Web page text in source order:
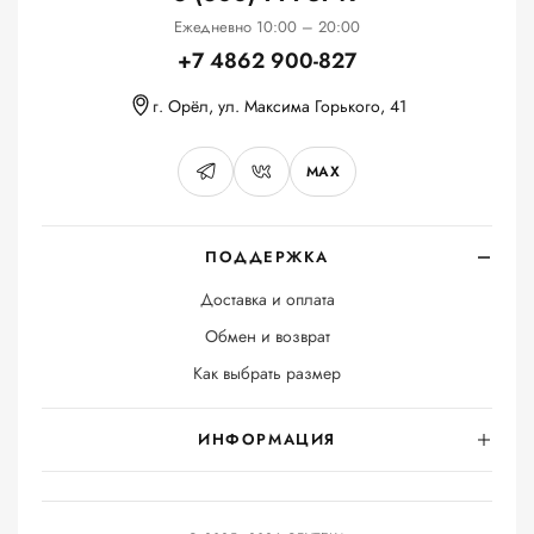
ПОДДЕРЖКА
Доставка и оплата
Обмен и возврат
Как выбрать размер
ИНФОРМАЦИЯ
Ежедневно 10:00 – 20:00
+7 4862 900-827
г. Орёл, ул. Максима Горького, 41
MAX